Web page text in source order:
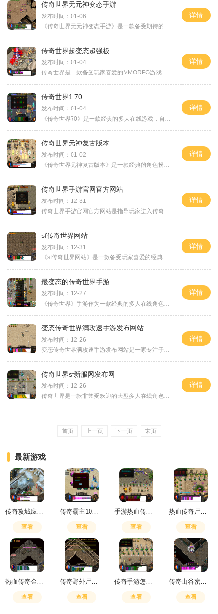
传奇世界无元神变态手游
发布时间：01-06
《传奇世界无元神变态手游》是一款备受期待的移动端游戏，它汲取了《传奇世界》经典的玩法，同时加入了更多的创新元素，给玩家带来了全新的游戏体验。本文将详细介绍《传奇世
详情
传奇世界超变态超强板
发布时间：01-04
传奇世界是一款备受玩家喜爱的MMORPG游戏，在全球范围内拥有数百万玩家。传奇世界超变态超强板更是该款游戏中的热门版本之一。本文将详细介绍传奇世界超变态超强板的具体玩法，
详情
传奇世界1.70
发布时间：01-04
《传奇世界70》是一款经典的多人在线游戏，自问世以来便广受玩家喜爱。游戏中有丰富的剧情和世界观，各大角色特点鲜明，游戏画面精美，操作简单，具备出色的游戏体验。在《传奇
详情
传奇世界元神复古版本
发布时间：01-02
《传奇世界元神复古版本》是一款经典的角色扮演游戏，深受广大玩家的喜爱。该游戏以其独特的元神系统为特色，带给玩家全新的游戏体验。以下将为大家介绍《传奇世界元神复古版
详情
传奇世界手游官网官方网站
发布时间：12-31
传奇世界手游官网官方网站是指导玩家进入传奇世界手游的最佳平台。作为一款备受期待的真3DMMORPG游戏，传奇世界手游官网为玩家提供了丰富多样的游戏玩法和全新的游戏体验。本文将
详情
sf传奇世界网站
发布时间：12-31
《sf传奇世界网站》是一款备受玩家喜爱的经典传奇游戏。作为中国网游市场的领军者之一，该游戏拥有庞大的用户群体和丰富的游戏内容，为玩家们提供了丰富多样的游戏体验。在《
详情
最变态的传奇世界手游
发布时间：12-27
《传奇世界》手游作为一款经典的多人在线角色扮演游戏的精彩延续，一经推出就受到了广大玩家的热爱与追捧。作为最变态的传奇世界手游，它不仅保留了经典游戏的核心玩法，还在
详情
变态传奇世界满攻速手游发布网站
发布时间：12-26
变态传奇世界满攻速手游发布网站是一家专注于发布高攻速手游的网站。在这个网站上，玩家们可以找到一系列刺激好玩的游戏，任何喜欢快节奏和高攻速战斗的玩家都能在这里找到自
详情
传奇世界sf新服网发布网
发布时间：12-26
传奇世界是一款非常受欢迎的大型多人在线角色扮演游戏，在这个游戏中，玩家可以创建自己的角色，与其他玩家一起探索一个充满魔幻和冒险的世界。而“传奇世界sf新服网发布网”则
详情
首页 上一页 下一页 末页
最新游戏
传奇攻城应该怎样占领皇宫
查看
传奇霸主10倍经验卷怎么用
查看
手游热血传奇平民玩什么好
查看
热血传奇尸魔洞和骨魔洞掉什么
查看
热血传奇金条哪里兑换
查看
传奇野外尸王在哪刷新
查看
传奇手游怎么刷装备
查看
传奇山谷密道怎么走图解
查看